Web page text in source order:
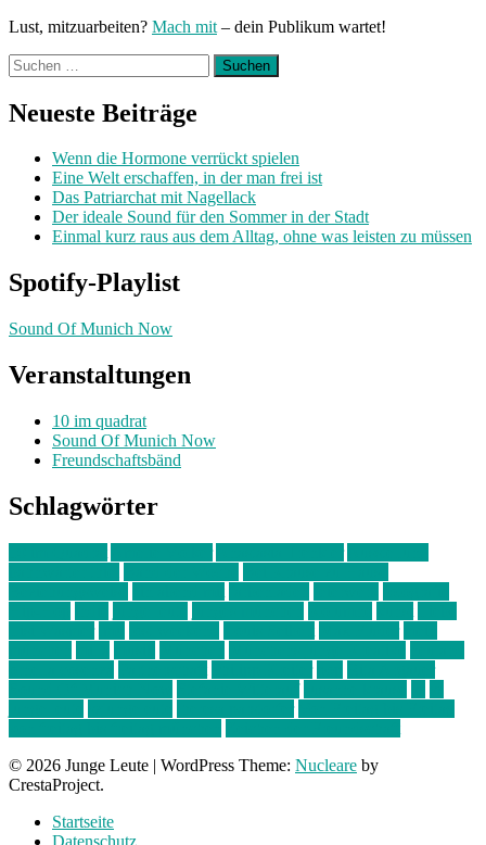
Lust, mitzuarbeiten? Mach mit – dein Publikum wartet!
Suchen
nach:
Neueste Beiträge
Wenn die Hormone verrückt spielen
Eine Welt erschaffen, in der man frei ist
Das Patriarchat mit Nagellack
Der ideale Sound für den Sommer in der Stadt
Einmal kurz raus aus dem Alltag, ohne was leisten zu müssen
Spotify-Playlist
Sound Of Munich Now
Veranstaltungen
10 im quadrat
Sound Of Munich Now
Freundschaftsbänd
Schlagwörter
© 2026 Junge Leute | WordPress Theme: Nucleare by
CrestaProject.
Startseite
Datenschutz